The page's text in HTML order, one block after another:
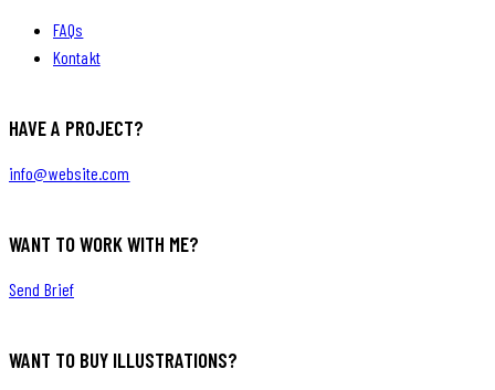
FAQs
Kontakt
HAVE A PROJECT?
info@website.com
WANT TO WORK WITH ME?
Send Brief
WANT TO BUY ILLUSTRATIONS?